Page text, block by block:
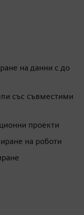
на данни с до
със съвместими
проекти
на роботи